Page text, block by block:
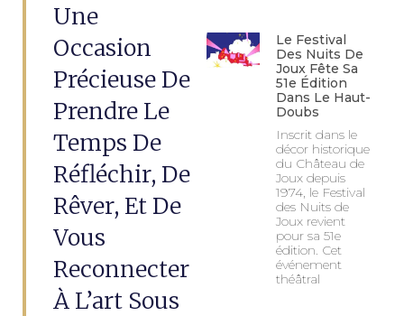
Une
Occasion
Précieuse De
Prendre Le
Temps De
Réfléchir, De
Rêver, Et De
Vous
Reconnecter
À L’art Sous
Le Festival
Des Nuits De
Joux Fête Sa
51e Édition
Dans Le Haut-
Doubs
Inscrit dans le
décor historique
du Château de
Joux depuis
1974, le Festival
des Nuits de
Joux revient
pour sa 51e
édition. Cet
événement
théâtral